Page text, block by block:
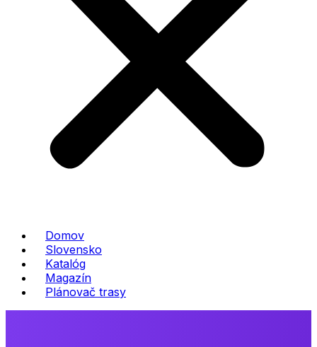
Domov
Slovensko
Katalóg
Magazín
Plánovač trasy